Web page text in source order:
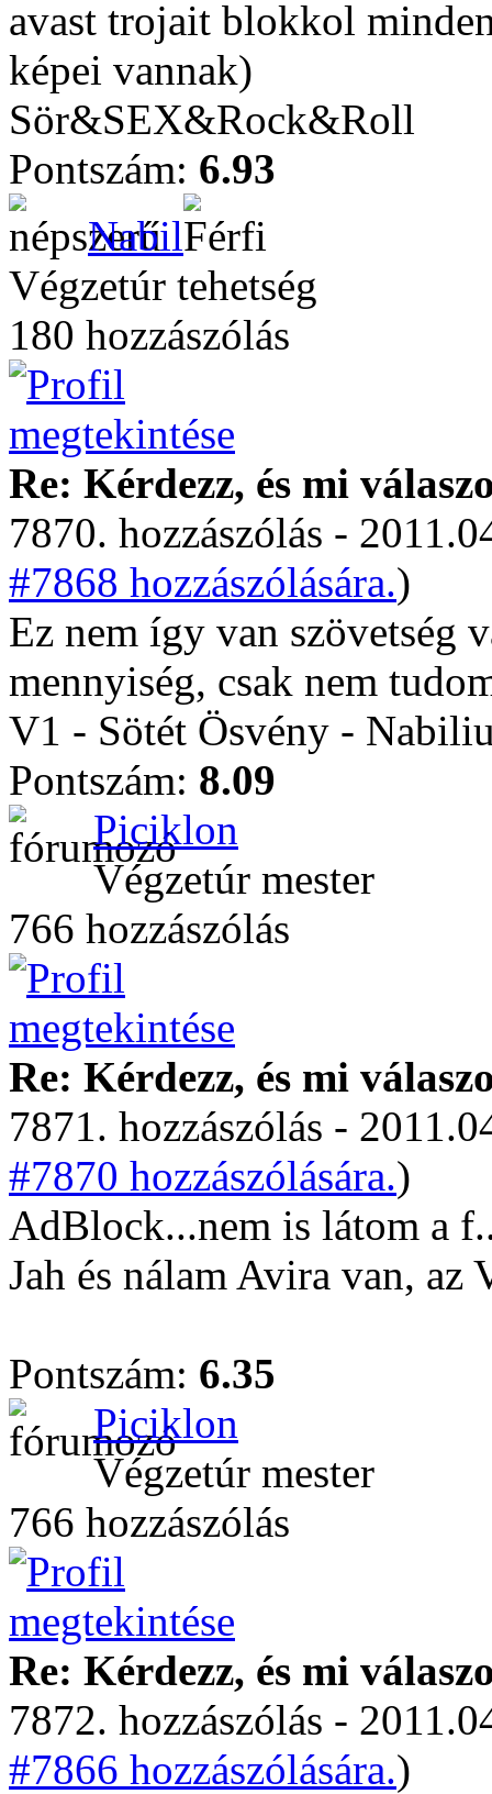
avast trojait blokkol
képei vannak)
Sör&SEX&Rock&Roll
Pontszám: 6.93
Nabil
Végzetúr tehetség
180 hozzászólás
Re: Kérdezz, és mi
7870. hozzászólás -
#7868 hozzászólására.)
Ez nem így van szövetség
mennyiség, csak nem
V1 - Sötét Ösvény -
Pontszám: 8.09
Piciklon
Végzetúr mester
766 hozzászólás
Re: Kérdezz, és mi
7871. hozzászólás -
#7870 hozzászólására.)
AdBlock...nem is látom a
Jah és nálam Avira van,
Pontszám: 6.35
Piciklon
Végzetúr mester
766 hozzászólás
Re: Kérdezz, és mi
7872. hozzászólás -
#7866 hozzászólására.)